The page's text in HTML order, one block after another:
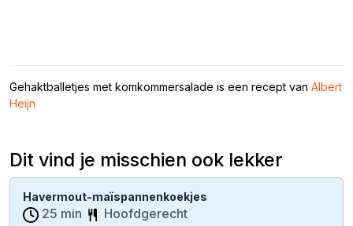
Gehaktballetjes met komkommersalade is een recept van Albert
Heijn
Dit vind je misschien ook lekker
Havermout-maïspannenkoekjes
25 min Hoofdgerecht